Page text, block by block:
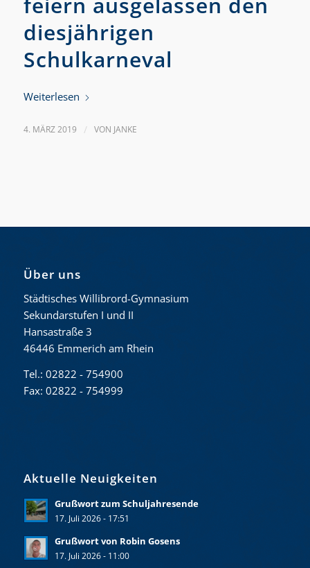
diesjährigen
Schulkarneval
Weiterlesen
4. MÄRZ 2019 / VON JANKE
Über uns
Städtisches Willibrord-Gymnasium
Sekundarstufen I und II
Hansastraße 3
46446 Emmerich am Rhein
Tel.: 02822 - 754900
Fax: 02822 - 754999
Aktuelle Neuigkeiten
Grußwort zum Schuljahresende
17. Juli 2026 - 17:51
Grußwort von Robin Gosens
17. Juli 2026 - 11:00